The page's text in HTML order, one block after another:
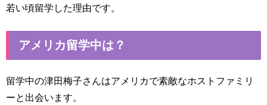
若い頃留学した理由です。
アメリカ留学中は？
留学中の津田梅子さんはアメリカで素敵なホストファミリ
ーと出会います。